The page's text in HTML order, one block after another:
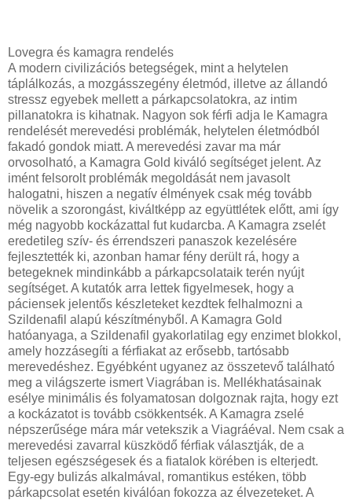
Lovegra és kamagra rendelés
A modern civilizációs betegségek, mint a helytelen
táplálkozás, a mozgásszegény életmód, illetve az állandó
stressz egyebek mellett a párkapcsolatokra, az intim
pillanatokra is kihatnak. Nagyon sok férfi adja le Kamagra
rendelését merevedési problémák, helytelen életmódból
fakadó gondok miatt. A merevedési zavar ma már
orvosolható, a Kamagra Gold kiváló segítséget jelent. Az
imént felsorolt problémák megoldását nem javasolt
halogatni, hiszen a negatív élmények csak még tovább
növelik a szorongást, kiváltképp az együttlétek előtt, ami így
még nagyobb kockázattal fut kudarcba. A Kamagra zselét
eredetileg szív- és érrendszeri panaszok kezelésére
fejlesztették ki, azonban hamar fény derült rá, hogy a
betegeknek mindinkább a párkapcsolataik terén nyújt
segítséget. A kutatók arra lettek figyelmesek, hogy a
páciensek jelentős készleteket kezdtek felhalmozni a
Szildenafil alapú készítményből. A Kamagra Gold
hatóanyaga, a Szildenafil gyakorlatilag egy enzimet blokkol,
amely hozzásegíti a férfiakat az erősebb, tartósabb
merevedéshez. Egyébként ugyanez az összetevő található
meg a világszerte ismert Viagrában is. Mellékhatásainak
esélye minimális és folyamatosan dolgoznak rajta, hogy ezt
a kockázatot is tovább csökkentsék. A Kamagra zselé
népszerűsége mára már vetekszik a Viagráéval. Nem csak a
merevedési zavarral küszködő férfiak választják, de a
teljesen egészségesek és a fiatalok körében is elterjedt.
Egy-egy bulizás alkalmával, romantikus estéken, több
párkapcsolat esetén kiválóan fokozza az élvezeteket. A